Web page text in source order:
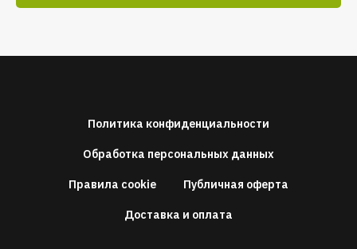
Политика конфиденциальности
Обработка персональных данных
Правила cookie Публичная оферта
Доставка и оплата